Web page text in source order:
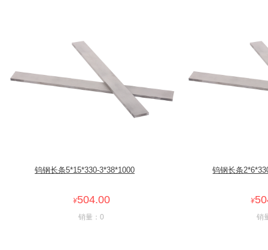
钨钢长条5*15*330-3*38*1000
¥504.00
销量：0
钨钢长条
¥
销